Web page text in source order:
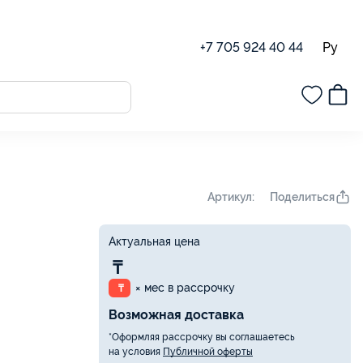
+7 705 924 40 44 Ру
Артикул: Поделиться
Актуальная цена
₸
₸ × мес в рассрочку
Возможная доставка
*Оформляя рассрочку вы соглашаетесь
на условия Публичной оферты